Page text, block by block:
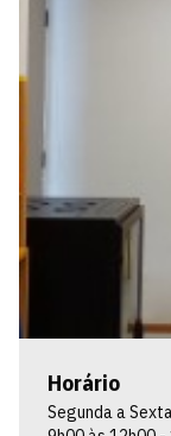
Horário
Segunda a